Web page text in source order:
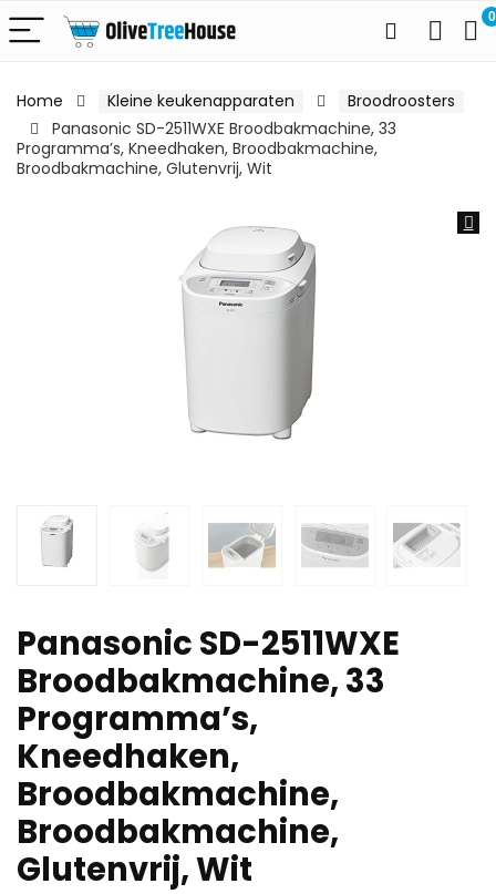
0
Home Kleine keukenapparaten
Broodroosters
Panasonic SD-2511WXE Broodbakmachine, 33
Programma’s, Kneedhaken, Broodbakmachine,
Broodbakmachine, Glutenvrij, Wit
Panasonic SD-2511WXE
Broodbakmachine, 33
Programma’s,
Kneedhaken,
Broodbakmachine,
Broodbakmachine,
Glutenvrij, Wit